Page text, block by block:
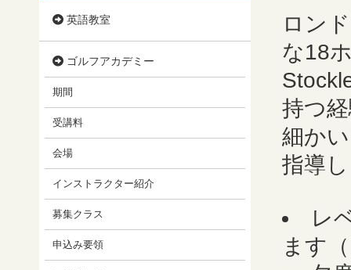
ロン
な18
持つ
細か
指導
レ
ます
英語教室
ゴルフアカデミー
期間
受講料
会場
インストラクター紹介
募集クラス
申込み要領